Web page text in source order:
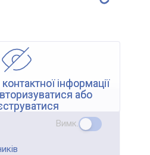
інформації
або
Вимк.